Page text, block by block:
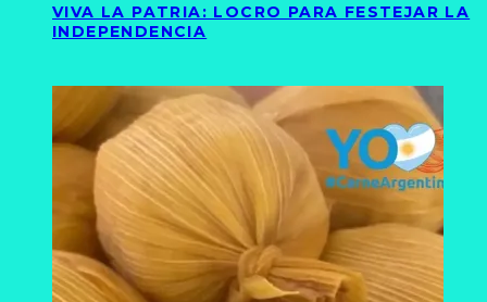
VIVA LA PATRIA: LOCRO PARA FESTEJAR LA
INDEPENDENCIA